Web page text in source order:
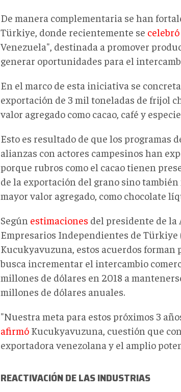
De manera complementaria se han
Türkiye, donde recientemente se celebró
Venezuela", destinada a promover
generar oportunidades para el
En el marco de esta iniciativa se
exportación de 3 mil toneladas de frijol
valor agregado como cacao, café y
Esto es resultado de que los programas
alianzas con actores campesinos han
porque rubros como el cacao tienen
de la exportación del grano sino
mayor valor agregado, como chocolate
Según estimaciones del presidente de la
Empresarios Independientes de Türkiye
Kucukyavuzuna, estos acuerdos
busca incrementar el intercambio
millones de dólares en 2018 a
millones de dólares anuales.
"Nuestra meta para estos próximos 3
afirmó Kucukyavuzuna, cuestión que c
exportadora venezolana y el amplio
REACTIVACIÓN DE LAS INDUSTRIAS